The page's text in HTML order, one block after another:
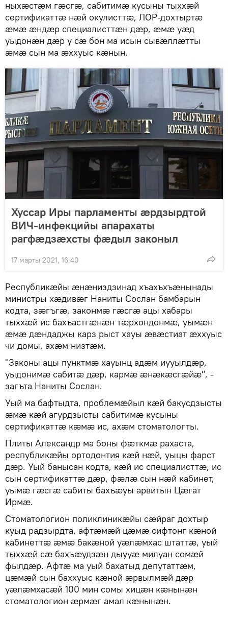
ныхӕстӕм гӕсгӕ, сабитимӕ кусыны тыххӕй
сертификаттӕ нӕй окулисттӕ, ЛОР-дохтыртӕ
ӕмӕ ӕндӕр специалисттӕн дӕр, ӕмӕ уӕд
уыдонӕн дӕр у сӕ бон ма исын сывӕллӕтты
ӕмӕ сын ма ӕххуыс кӕнын.
Хуссар Иры парламенты ӕрдзырдтой
ВИЧ-инфекцийы апарахаты
рагфӕдзӕхсты фӕдыл законыл
17 марты 2021, 16:40
Республикӕйы ӕнӕниздзинад хъахъхъӕнынады
министры хӕдивӕг Наниты Сослан бамбарын
кодта, зӕгъгӕ, законмӕ гӕсгӕ ацы хабары
тыххӕй ис бахъастгӕнӕн тӕрхондонмӕ, уымӕн
ӕмӕ дӕндаджы карз рыст хауы ӕвӕстиат ӕххуыс
чи домы, ахӕм низтӕм.
"Законы ацы пунктмӕ хауынц адӕм иууылдӕр,
уыдонимӕ сабитӕ дӕр, кармӕ ӕнӕкӕсгӕйӕ", -
загъта Наниты Сослан.
Уый ма бафтыдта, проблемӕйыл кӕй бакусдзысты
ӕмӕ кӕй агурдзысты сабитимӕ кусыны
сертификаттӕ кӕмӕ ис, ахӕм стоматологты.
Плиты Александр ма боны фӕткмӕ рахаста,
республикӕйы ортодонтия кӕй нӕй, уыцы фарст
дӕр. Уый банысан кодта, кӕй ис специалисттӕ, ис
сын сертификаттӕ дӕр, фӕлӕ сын нӕй кабинет,
уымӕ гӕсгӕ сабиты бахъӕуы арвитын Цӕгат
Ирмӕ.
Стоматологион поликлиникӕйы сӕйраг дохтыр
куыд радзырдта, афтӕмӕй цӕмӕ сифтонг кӕной
кабинеттӕ ӕмӕ бакӕной уӕлӕмхас штаттӕ, уый
тыххӕй сӕ бахъӕудзӕн дыууӕ милуан сомӕй
фылдӕр. Афтӕ ма уый бахатыд депутаттӕм,
цӕмӕй сын баххуыс кӕной ӕрвылмӕй дӕр
уӕлӕмхасӕй 100 мин сомы хицӕн кӕнынӕн
стоматологион ӕрмӕг амал кӕнынӕн.